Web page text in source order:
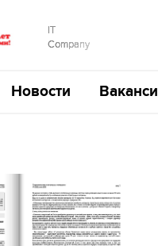
IT
Company
Новости